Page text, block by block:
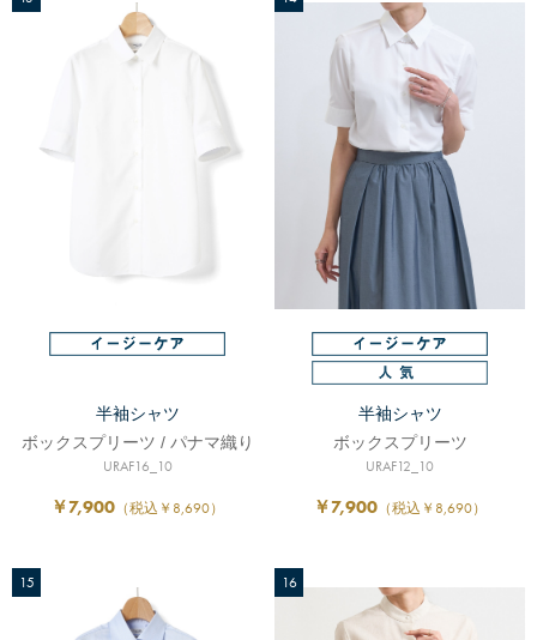
半袖シャツ
ボックスプリーツ / パナマ織り
URAF16_10
￥7,900 （税込￥8,690）
半袖シャツ
ボックスプリーツ
URAF12_10
￥7,900 （税込￥8,690）
15 16